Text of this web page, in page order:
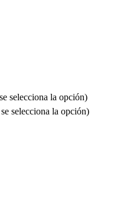
selecciona la opción)
selecciona la opción)